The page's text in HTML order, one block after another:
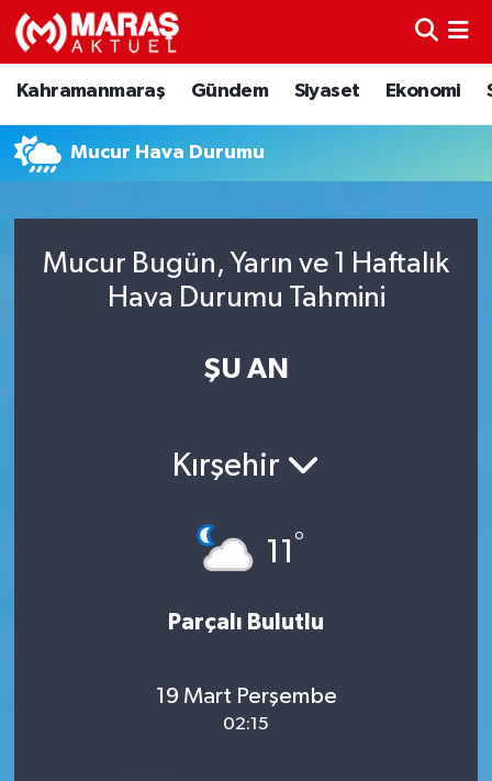
Kahramanmaraş Gündem Siyaset Ekonomi
Mucur Hava Durumu
Mucur Bugün, Yarın ve 1 Haftalık
Hava Durumu Tahmini
ŞU AN
Kırşehir
11°
Parçalı Bulutlu
19 Mart Perşembe
02:15
Kahramanmaraş
Ekonomi
Nöbetçi Eczaneler
Trafik Durumu
TFF 3.Lig 4.Grup Puan Durumu ve Fikstür